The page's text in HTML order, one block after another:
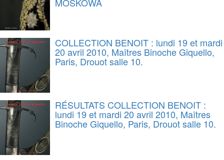
COLLECTION BENOIT : lundi 19 et mardi
20 avril 2010, Maîtres Binoche Giquello,
Paris, Drouot salle 10.
RÉSULTATS COLLECTION BENOIT :
lundi 19 et mardi 20 avril 2010, Maîtres
Binoche Giquello, Paris, Drouot salle 10.